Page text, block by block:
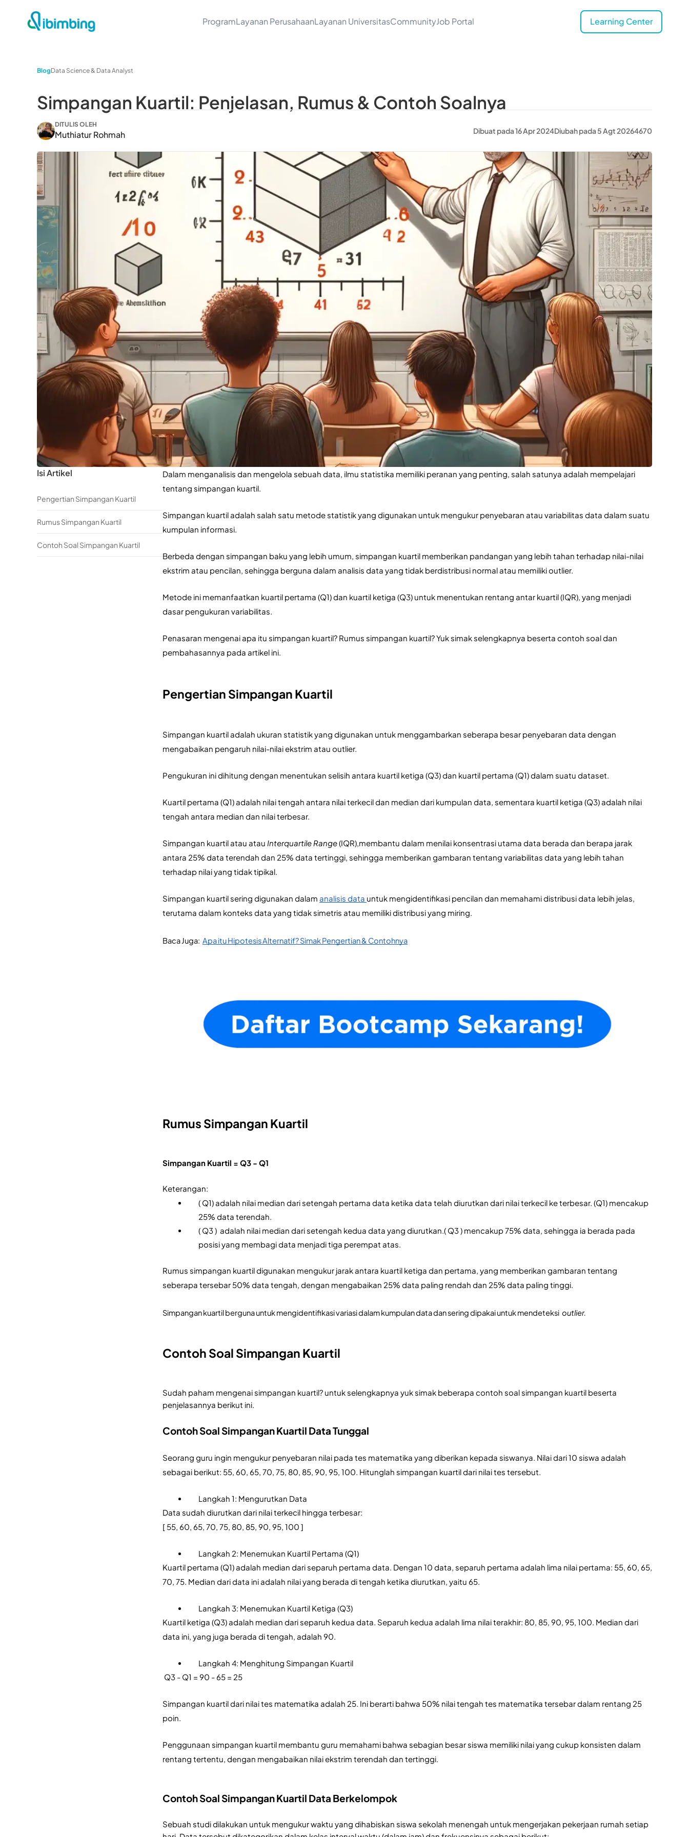
ProgramLayanan PerusahaanLayanan UniversitasCommunityJob Portal Learning Center
BlogData Science & Data Analyst
Simpangan Kuartil: Penjelasan, Rumus & Contoh Soalnya
DITULIS OLEH
Muthiatur Rohmah Dibuat pada 16 Apr 2024Diubah pada 5 Agt 20264670
Isi Artikel
Pengertian Simpangan Kuartil
Rumus Simpangan Kuartil
Contoh Soal Simpangan Kuartil
Dalam menganalisis dan mengelola sebuah data, ilmu statistika memiliki peranan yang penting, salah satunya adalah mempelajari
tentang simpangan kuartil.
Simpangan kuartil adalah salah satu metode statistik yang digunakan untuk mengukur penyebaran atau variabilitas data dalam suatu
kumpulan informasi.
Berbeda dengan simpangan baku yang lebih umum, simpangan kuartil memberikan pandangan yang lebih tahan terhadap nilai-nilai
ekstrim atau pencilan, sehingga berguna dalam analisis data yang tidak berdistribusi normal atau memiliki outlier.
Metode ini memanfaatkan kuartil pertama (Q1) dan kuartil ketiga (Q3) untuk menentukan rentang antar kuartil (IQR), yang menjadi
dasar pengukuran variabilitas.
Penasaran mengenai apa itu simpangan kuartil? Rumus simpangan kuartil? Yuk simak selengkapnya beserta contoh soal dan
pembahasannya pada artikel ini.
Pengertian Simpangan Kuartil
Simpangan kuartil adalah ukuran statistik yang digunakan untuk menggambarkan seberapa besar penyebaran data dengan
mengabaikan pengaruh nilai-nilai ekstrim atau outlier.
Pengukuran ini dihitung dengan menentukan selisih antara kuartil ketiga (Q3) dan kuartil pertama (Q1) dalam suatu dataset.
Kuartil pertama (Q1) adalah nilai tengah antara nilai terkecil dan median dari kumpulan data, sementara kuartil ketiga (Q3) adalah nilai
tengah antara median dan nilai terbesar.
Simpangan kuartil atau atau Interquartile Range (IQR),membantu dalam menilai konsentrasi utama data berada dan berapa jarak
antara 25% data terendah dan 25% data tertinggi, sehingga memberikan gambaran tentang variabilitas data yang lebih tahan
terhadap nilai yang tidak tipikal.
Simpangan kuartil sering digunakan dalam analisis data untuk mengidentifikasi pencilan dan memahami distribusi data lebih jelas,
terutama dalam konteks data yang tidak simetris atau memiliki distribusi yang miring.
Baca Juga: Apa itu Hipotesis Alternatif? Simak Pengertian & Contohnya
Rumus Simpangan Kuartil
Simpangan Kuartil = Q3 - Q1
Keterangan:
( Q1) adalah nilai median dari setengah pertama data ketika data telah diurutkan dari nilai terkecil ke terbesar. (Q1) mencakup
25% data terendah.
( Q3 )  adalah nilai median dari setengah kedua data yang diurutkan.( Q3 ) mencakup 75% data, sehingga ia berada pada
posisi yang membagi data menjadi tiga perempat atas.
Rumus simpangan kuartil digunakan mengukur jarak antara kuartil ketiga dan pertama, yang memberikan gambaran tentang
seberapa tersebar 50% data tengah, dengan mengabaikan 25% data paling rendah dan 25% data paling tinggi.
Simpangan kuartil berguna untuk mengidentifikasi variasi dalam kumpulan data dan sering dipakai untuk mendeteksi outlier.
Contoh Soal Simpangan Kuartil
Sudah paham mengenai simpangan kuartil? untuk selengkapnya yuk simak beberapa contoh soal simpangan kuartil beserta
penjelasannya berikut ini.
Contoh Soal Simpangan Kuartil Data Tunggal
Seorang guru ingin mengukur penyebaran nilai pada tes matematika yang diberikan kepada siswanya. Nilai dari 10 siswa adalah
sebagai berikut: 55, 60, 65, 70, 75, 80, 85, 90, 95, 100. Hitunglah simpangan kuartil dari nilai tes tersebut.
Langkah 1: Mengurutkan Data
Data sudah diurutkan dari nilai terkecil hingga terbesar:
[ 55, 60, 65, 70, 75, 80, 85, 90, 95, 100 ]
Langkah 2: Menemukan Kuartil Pertama (Q1)
Kuartil pertama (Q1) adalah median dari separuh pertama data. Dengan 10 data, separuh pertama adalah lima nilai pertama: 55, 60, 65,
70, 75. Median dari data ini adalah nilai yang berada di tengah ketika diurutkan, yaitu 65.
Langkah 3: Menemukan Kuartil Ketiga (Q3)
Kuartil ketiga (Q3) adalah median dari separuh kedua data. Separuh kedua adalah lima nilai terakhir: 80, 85, 90, 95, 100. Median dari
data ini, yang juga berada di tengah, adalah 90.
Langkah 4: Menghitung Simpangan Kuartil
Q3 - Q1 = 90 - 65 = 25
Simpangan kuartil dari nilai tes matematika adalah 25. Ini berarti bahwa 50% nilai tengah tes matematika tersebar dalam rentang 25
poin.
Penggunaan simpangan kuartil membantu guru memahami bahwa sebagian besar siswa memiliki nilai yang cukup konsisten dalam
rentang tertentu, dengan mengabaikan nilai ekstrim terendah dan tertinggi.
Contoh Soal Simpangan Kuartil Data Berkelompok
Sebuah studi dilakukan untuk mengukur waktu yang dihabiskan siswa sekolah menengah untuk mengerjakan pekerjaan rumah setiap